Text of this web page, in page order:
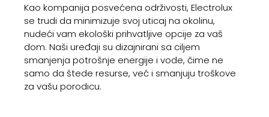
Kao kompanija posvećena održivosti, Electrolux
se trudi da minimizuje svoj uticaj na okolinu,
nudeći vam ekološki prihvatljive opcije za vaš
dom. Naši uređaji su dizajnirani sa ciljem
smanjenja potrošnje energije i vode, čime ne
samo da štede resurse, već i smanjuju troškove
za vašu porodicu.